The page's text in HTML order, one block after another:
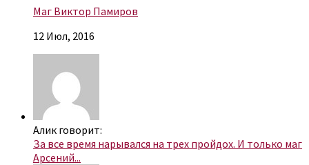
Маг Виктор Памиров
12 Июл, 2016
Алик говорит:
За все время нарывался на трех пройдох. И только маг
Арсений...